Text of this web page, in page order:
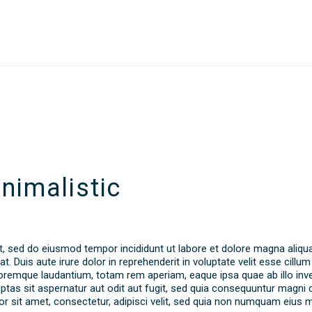
do eiusmod tempor incididunt ut labore et dolore magna
Duis aute irure dolor in reprehenderit in voluptate velit esse
laudantium, totam rem aperiam, eaque ipsa quae ab illo
sit aspernatur aut odit aut fugit, sed quia consequuntur
sit amet, consectetur, adipisci velit, sed quia non numquam